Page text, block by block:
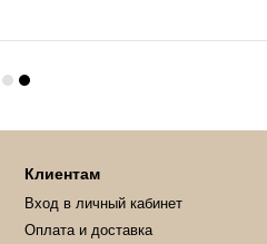
Клиентам
Вход в личный кабинет
Оплата и доставка